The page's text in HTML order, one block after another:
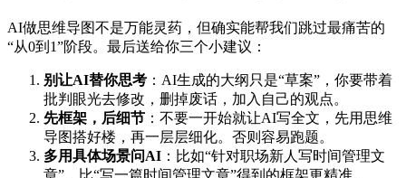
AI做思维导图不是万能灵药，但确实能帮我们跳过最痛苦的
“从0到1”阶段。最后送给你三个小建议：
别让AI替你思考 ：AI生成的大纲只是“草案”，你要带着
批判眼光去修改，删掉废话，加入自己的观点。
先框架，后细节 ：不要一开始就让AI写全文，先用思维
导图搭好楼，再一层层细化。否则容易跑题。
多用具体场景问AI ：比如“针对职场新人写时间管理文
章”，比“写一篇时间管理文章”得到的框架更精准。